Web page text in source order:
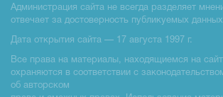
Администрация сайта не всегда разделяет
отвечает за достоверность публикуемых
Дата открытия сайта — 17 августа 1997 г.
Все права на материалы, находящиемся на
охраняются в соответствии с
об авторском